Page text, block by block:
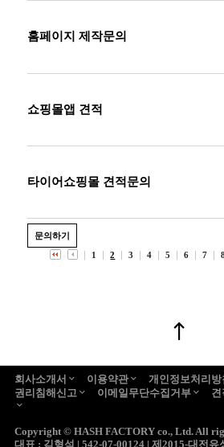
홈페이지 제작문의
쇼핑몰앱 견적
타이어쇼핑몰 견적문의
문의하기
1
2 3 4 5 6 7
회사소개서 이용약관 개인정보처리방
권리침해신고
이메일무단수집거부 견
Copyright © HASH FACTORY co., Ltd.All
대표 : 김형석 | 542-07-00124 | 제2015-대전유